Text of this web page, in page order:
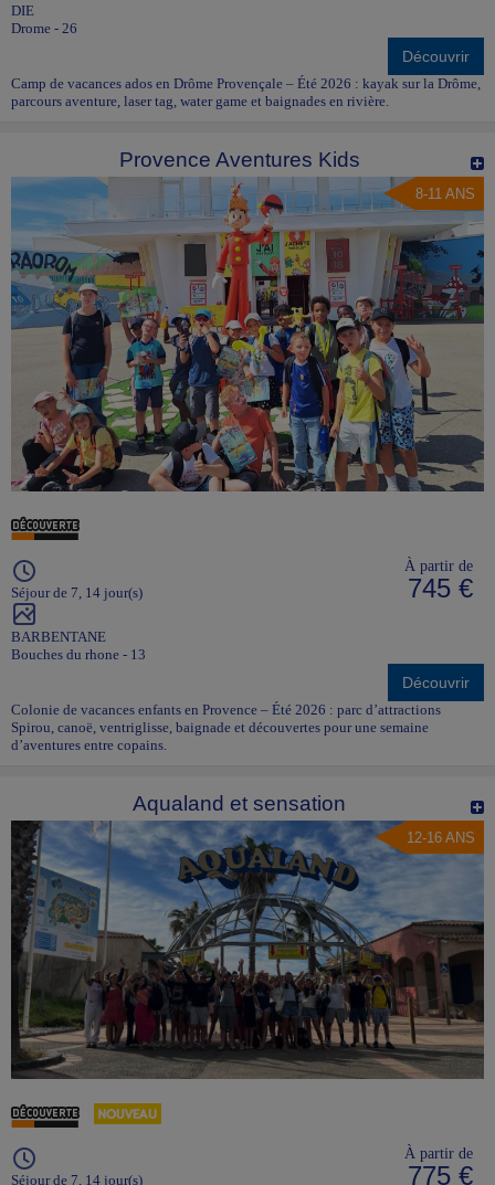
DIE
Drome - 26
Découvrir
Camp de vacances ados en Drôme Provençale – Été 2026 : kayak sur la Drôme,
parcours aventure, laser tag, water game et baignades en rivière.
Provence Aventures Kids
8-11 ANS
Séjour de 7, 14 jour(s)
BARBENTANE
Bouches du rhone - 13
À partir de
745 €
Découvrir
Colonie de vacances enfants en Provence – Été 2026 : parc d’attractions
Spirou, canoë, ventriglisse, baignade et découvertes pour une semaine
d’aventures entre copains.
Aqualand et sensation
12-16 ANS
Séjour de 7, 14 jour(s)
À partir de
775 €